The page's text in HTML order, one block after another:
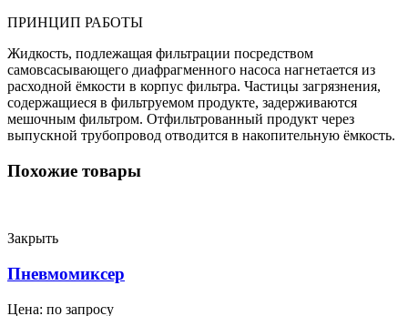
ПРИНЦИП РАБОТЫ
Жидкость, подлежащая фильтрации посредством
самовсасывающего диафрагменного насоса нагнетается из
расходной ёмкости в корпус фильтра. Частицы загрязнения,
содержащиеся в фильтруемом продукте, задерживаются
мешочным фильтром. Отфильтрованный продукт через
выпускной трубопровод отводится в накопительную ёмкость.
Похожие товары
Закрыть
Пневмомиксер
Цена: по запросу